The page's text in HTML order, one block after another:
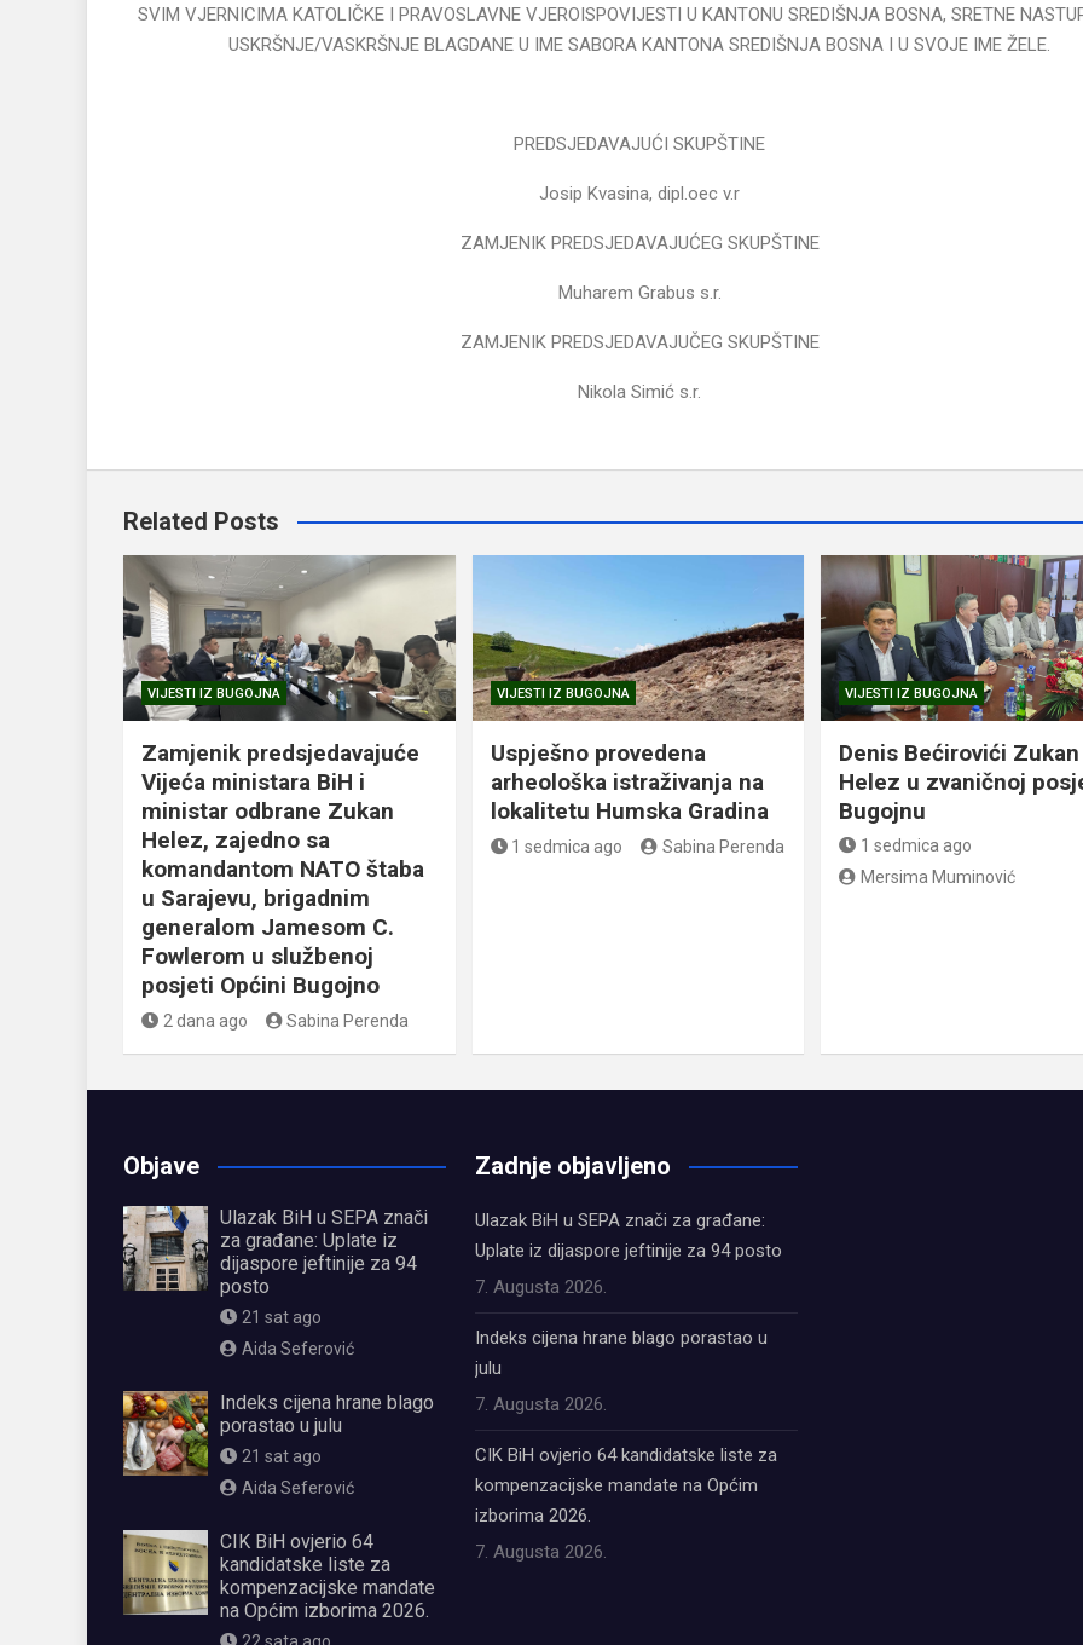
SVIM VJERNICIMA KATOLIČKE I PRAVOSLAVNE VJEROISPOVIJESTI U KANTONU SREDIŠNJA BOSNA, SRETNE
USKRŠNJE/VASKRŠNJE BLAGDANE U IME SABORA KANTONA SREDIŠNJA BOSNA I U SVOJE IME ŽELE.
PREDSJEDAVAJUĆI SKUPŠTINE
Josip Kvasina, dipl.oec v.r
ZAMJENIK PREDSJEDAVAJUĆEG SKUPŠTINE
Muharem Grabus s.r.
ZAMJENIK PREDSJEDAVAJUČEG SKUPŠTINE
Nikola Simić s.r.
Related Posts
VIJESTI IZ BUGOJNA
Zamjenik predsjedavajuće
Vijeća ministara BiH i
ministar odbrane Zukan
Helez, zajedno sa
komandantom NATO štaba
u Sarajevu, brigadnim
generalom Jamesom C.
Fowlerom u službenoj
posjeti Općini Bugojno
2 dana ago Sabina Perenda
VIJESTI IZ BUGOJNA
Uspješno provedena
arheološka istraživanja na
lokalitetu Humska Gradina
1 sedmica ago Sabina Perenda
VIJESTI IZ BUGOJNA
Denis Bećirovići Zukan
Helez u zvaničnoj
Bugojnu
1 sedmica ago
Mersima Muminović
Objave
Ulazak BiH u SEPA znači
za građane: Uplate iz
dijaspore jeftinije za 94
posto
21 sat ago
Aida Seferović
Indeks cijena hrane blago
porastao u julu
21 sat ago
Aida Seferović
CIK BiH ovjerio 64
kandidatske liste za
kompenzacijske mandate
na Općim izborima 2026.
Zadnje objavljeno
Ulazak BiH u SEPA znači za građane:
Uplate iz dijaspore jeftinije za 94 posto
7. Augusta 2026.
Indeks cijena hrane blago porastao u
julu
7. Augusta 2026.
CIK BiH ovjerio 64 kandidatske liste za
kompenzacijske mandate na Općim
izborima 2026.
7. Augusta 2026.